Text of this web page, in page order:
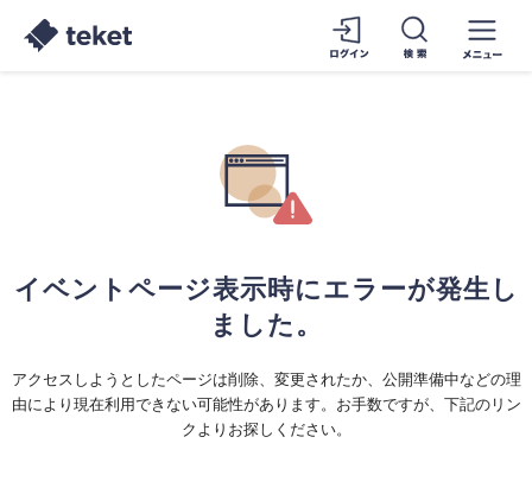
イベントページ表示時にエラーが発生し
ました。
アクセスしようとしたページは削除、変更されたか、公開準備中などの理
由により現在利用できない可能性があります。お手数ですが、下記のリン
クよりお探しください。